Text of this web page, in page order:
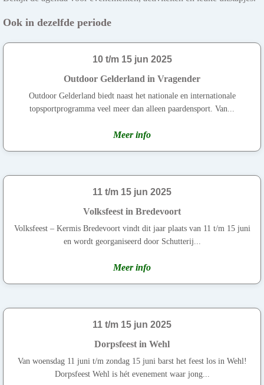
Ook in dezelfde periode
10 t/m 15 jun 2025
Outdoor Gelderland in Vragender
Outdoor Gelderland biedt naast het nationale en internationale
topsportprogramma veel meer dan alleen paardensport. Van...
Meer info
11 t/m 15 jun 2025
Volksfeest in Bredevoort
Volksfeest – Kermis Bredevoort vindt dit jaar plaats van 11 t/m 15 juni
en wordt georganiseerd door Schutterij...
Meer info
11 t/m 15 jun 2025
Dorpsfeest in Wehl
Van woensdag 11 juni t/m zondag 15 juni barst het feest los in Wehl!
Dorpsfeest Wehl is hét evenement waar jong...